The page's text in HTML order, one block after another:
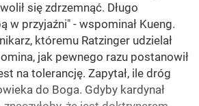
się zdrzemnąć. Długo
w przyjaźni" - wspominał Kueng.
któremu Ratzinger udzielał
jak pewnego razu postanowił
na tolerancję. Zapytał, ile dróg
do Boga. Gdyby kardynał